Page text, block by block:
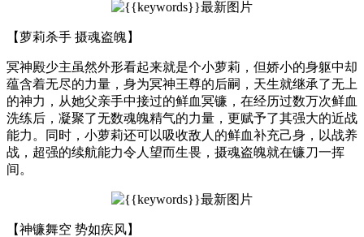
【萝莉杀手 摄魂盗魄】
冥神殿少主虽然外形看起来就是个小萝莉，但娇小的身躯中却
蕴含着无尽的力量，身为冥神王尊的后嗣，天生就继承了无上
的神力，从她父亲手中接过的鲜血冥镰，在经历过数万次鲜血
洗练后，凝聚了无数魂魄精气的力量，更赋予了其强大的近战
能力。同时，小萝莉还可以吸收敌人的鲜血补充己身，以战养
战，超强的续航能力令人望而生畏，摄魂盗魄就在镰刀一挥
间。
【神镰舞空 势如疾风】